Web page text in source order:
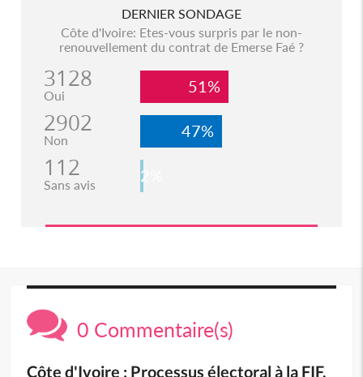
DERNIER SONDAGE
Côte d'Ivoire: Etes-vous surpris par le non-
renouvellement du contrat de Emerse Faé ?
3128
Oui 51%
2902
Non 47%
112
Sans avis 2%
0 Commentaire(s)
Côte d'Ivoire : Processus électoral à la FIF,